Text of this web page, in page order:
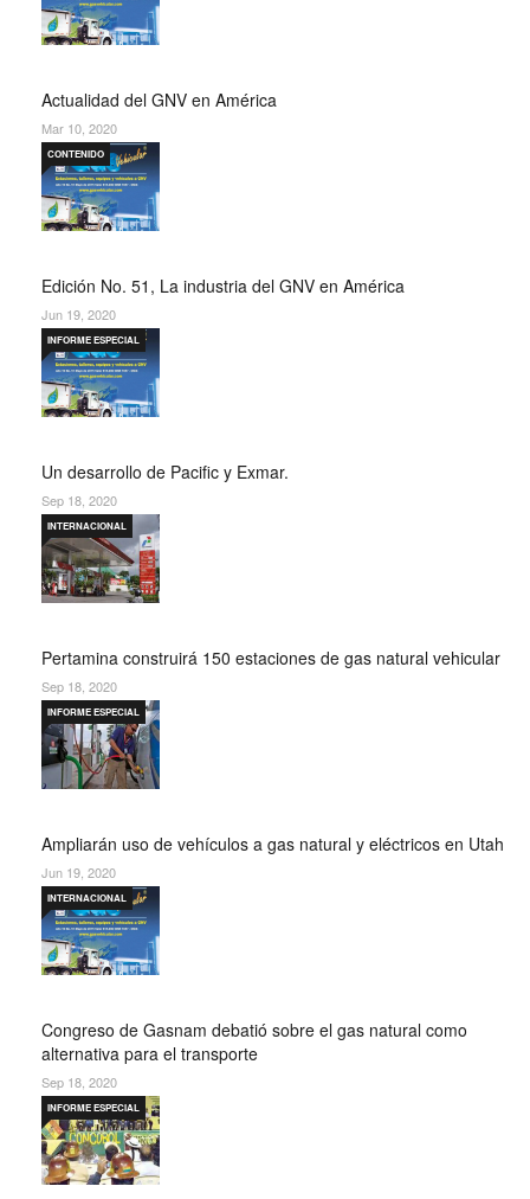
Actualidad del GNV en América
Mar 10, 2020
Edición No. 51, La industria del GNV en América
CONTENIDO
Jun 19, 2020
Un desarrollo de Pacific y Exmar.
INFORME ESPECIAL
Sep 18, 2020
Pertamina construirá 150 estaciones de gas natural vehicular
INTERNACIONAL
Sep 18, 2020
Ampliarán uso de vehículos a gas natural y eléctricos en Utah
INFORME ESPECIAL
Jun 19, 2020
Congreso de Gasnam debatió sobre el gas natural como
alternativa para el transporte
INTERNACIONAL
Sep 18, 2020
INFORME ESPECIAL